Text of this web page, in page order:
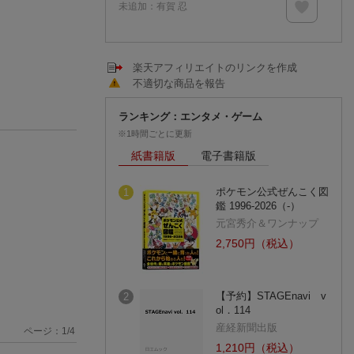
ページ： 1 /4
未追加： 有賀 忍
楽天アフィリエイトのリンクを作成
不適切な商品を報告
ランキング：エンタメ・ゲーム
※1時間ごとに更新
紙書籍版 電子書籍版
1
ポケモン公式ぜんこく図
鑑 1996-2026（-）
元宮秀介＆ワンナップ
2,750円（税込）
2
【予約】STAGEnavi v
ol．114
産経新聞出版
1,210円（税込）